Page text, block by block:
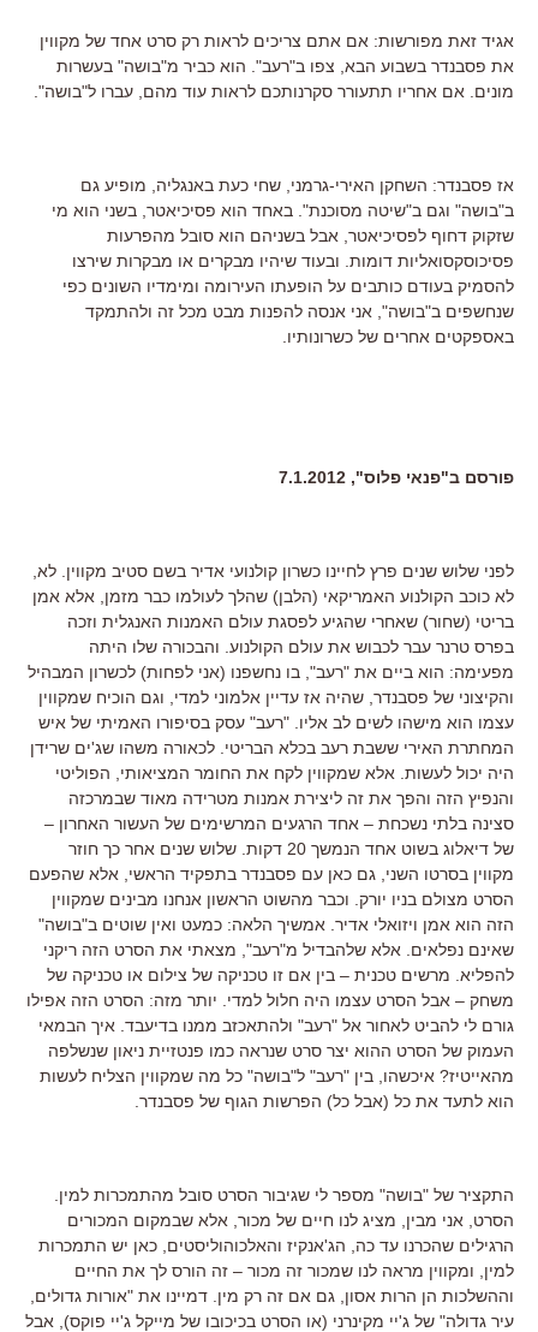
אגיד זאת מפורשות: אם אתם צריכים לראות רק סרט אחד של מקווין
את פסבנדר בשבוע הבא, צפו ב"רעב". הוא כביר מ"בושה" בעשרות
מונים. אם אחריו תתעורר סקרנותכם לראות עוד מהם, עברו ל"בושה".
אז פסבנדר: השחקן האירי-גרמני, שחי כעת באנגליה, מופיע גם
ב"בושה" וגם ב"שיטה מסוכנת". באחד הוא פסיכיאטר, בשני הוא מי
שזקוק דחוף לפסיכיאטר, אבל בשניהם הוא סובל מהפרעות
פסיכוסקסואליות דומות. ובעוד שיהיו מבקרים או מבקרות שירצו
להסמיק בעודם כותבים על הופעתו העירומה ומימדיו השונים כפי
שנחשפים ב"בושה", אני אנסה להפנות מבט מכל זה ולהתמקד
באספקטים אחרים של כשרונותיו.
פורסם ב"פנאי פלוס", 7.1.2012
לפני שלוש שנים פרץ לחיינו כשרון קולנועי אדיר בשם סטיב מקווין. לא,
לא כוכב הקולנוע האמריקאי (הלבן) שהלך לעולמו כבר מזמן, אלא אמן
בריטי (שחור) שאחרי שהגיע לפסגת עולם האמנות האנגלית וזכה
בפרס טרנר עבר לכבוש את עולם הקולנוע. והבכורה שלו היתה
מפעימה: הוא ביים את "רעב", בו נחשפנו (אני לפחות) לכשרון המבהיל
והקיצוני של פסבנדר, שהיה אז עדיין אלמוני למדי, וגם הוכיח שמקווין
עצמו הוא מישהו לשים לב אליו. "רעב" עסק בסיפורו האמיתי של איש
המחתרת האירי ששבת רעב בכלא הבריטי. לכאורה משהו שג'ים שרידן
היה יכול לעשות. אלא שמקווין לקח את החומר המציאותי, הפוליטי
והנפיץ הזה והפך את זה ליצירת אמנות מטרידה מאוד שבמרכזה
סצינה בלתי נשכחת – אחד הרגעים המרשימים של העשור האחרון –
של דיאלוג בשוט אחד הנמשך 20 דקות. שלוש שנים אחר כך חוזר
מקווין בסרטו השני, גם כאן עם פסבנדר בתפקיד הראשי, אלא שהפעם
הסרט מצולם בניו יורק. וכבר מהשוט הראשון אנחנו מבינים שמקווין
הזה הוא אמן ויזואלי אדיר. אמשיך הלאה: כמעט ואין שוטים ב"בושה"
שאינם נפלאים. אלא שלהבדיל מ"רעב", מצאתי את הסרט הזה ריקני
להפליא. מרשים טכנית – בין אם זו טכניקה של צילום או טכניקה של
משחק – אבל הסרט עצמו היה חלול למדי. יותר מזה: הסרט הזה אפילו
גורם לי להביט לאחור אל "רעב" ולהתאכזב ממנו בדיעבד. איך הבמאי
העמוק של הסרט ההוא יצר סרט שנראה כמו פנטזיית ניאון שנשלפה
מהאייטיז? איכשהו, בין "רעב" ל"בושה" כל מה שמקווין הצליח לעשות
הוא לתעד את כל (אבל כל) הפרשות הגוף של פסבנדר.
התקציר של "בושה" מספר לי שגיבור הסרט סובל מהתמכרות למין.
הסרט, אני מבין, מציג לנו חיים של מכור, אלא שבמקום המכורים
הרגילים שהכרנו עד כה, הג'אנקיז והאלכוהוליסטים, כאן יש התמכרות
למין, ומקווין מראה לנו שמכור זה מכור – זה הורס לך את החיים
וההשלכות הן הרות אסון, גם אם זה רק מין. דמיינו את "אורות גדולים,
עיר גדולה" של ג'יי מקינרני (או הסרט בכיכובו של מייקל ג'יי פוקס), אבל